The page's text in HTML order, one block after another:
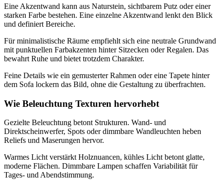
Eine Akzentwand kann aus Naturstein, sichtbarem Putz oder einer
starken Farbe bestehen. Eine einzelne Akzentwand lenkt den Blick
und definiert Bereiche.
Für minimalistische Räume empfiehlt sich eine neutrale Grundwand
mit punktuellen Farbakzenten hinter Sitzecken oder Regalen. Das
bewahrt Ruhe und bietet trotzdem Charakter.
Feine Details wie ein gemusterter Rahmen oder eine Tapete hinter
dem Sofa lockern das Bild, ohne die Gestaltung zu überfrachten.
Wie Beleuchtung Texturen hervorhebt
Gezielte Beleuchtung betont Strukturen. Wand- und
Direktscheinwerfer, Spots oder dimmbare Wandleuchten heben
Reliefs und Maserungen hervor.
Warmes Licht verstärkt Holznuancen, kühles Licht betont glatte,
moderne Flächen. Dimmbare Lampen schaffen Variabilität für
Tages- und Abendstimmung.